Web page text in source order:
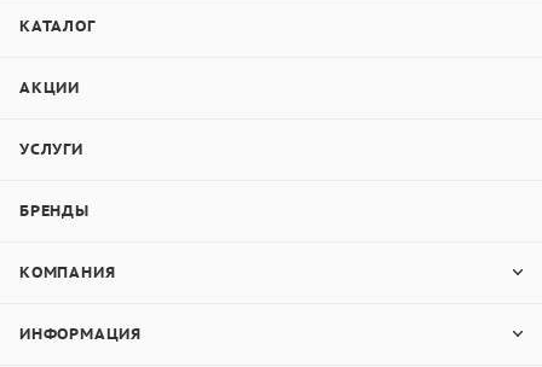
КАТАЛОГ
АКЦИИ
УСЛУГИ
БРЕНДЫ
КОМПАНИЯ
ИНФОРМАЦИЯ